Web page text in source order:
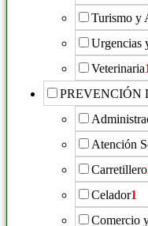
Turismo y
Urgencias
Veterinaria
PREVENCIÓN
Atención
Carretillero
Celador1
Comercio